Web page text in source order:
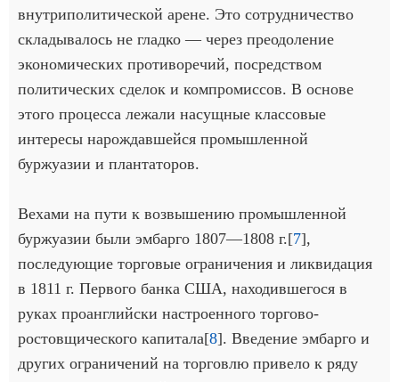
внутриполитической арене. Это сотрудничество
складывалось не гладко — через преодоление
экономических противоречий, посредством
политических сделок и компромиссов. В основе
этого процесса лежали насущные классовые
интересы нарождавшейся промышленной
буржуазии и плантаторов.
Вехами на пути к возвышению промышленной
буржуазии были эмбарго 1807—1808 г.[7],
последующие торговые ограничения и ликвидация
в 1811 г. Первого банка США, находившегося в
руках проанглийски настроенного торгово-
ростовщического капитала[8]. Введение эмбарго и
других ограничений на торговлю привело к ряду